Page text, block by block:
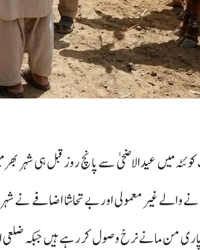
میں عیدالاضحی سے پانچ روز قبل ہی
والے غیر معمولی اور بے تحاشا اضافے نے
من مانے نرخ وصول کر رہے ہیں جبکہ ضلعی